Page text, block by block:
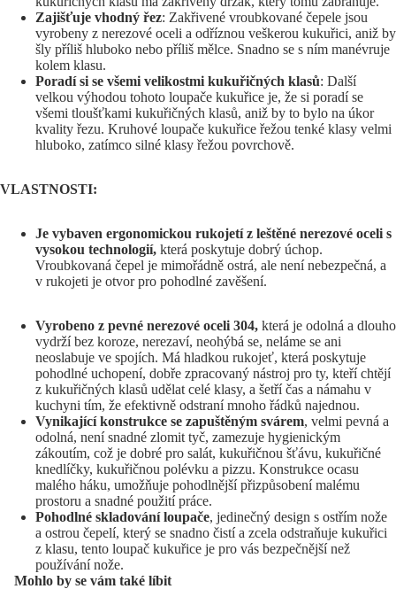
Zajišťuje vhodný řez: Zakřivené vroubkované čepele jsou
vyrobeny z nerezové oceli a odříznou veškerou kukuřici, aniž by
šly příliš hluboko nebo příliš mělce. Snadno se s ním manévruje
kolem klasu.
Poradí si se všemi velikostmi kukuřičných klasů: Další
velkou výhodou tohoto loupače kukuřice je, že si poradí se
všemi tloušťkami kukuřičných klasů, aniž by to bylo na úkor
kvality řezu. Kruhové loupače kukuřice řežou tenké klasy velmi
hluboko, zatímco silné klasy řežou povrchově.
VLASTNOSTI:
Je vybaven ergonomickou rukojetí z leštěné nerezové oceli s
vysokou technologií, která poskytuje dobrý úchop.
Vroubkovaná čepel je mimořádně ostrá, ale není nebezpečná, a
v rukojeti je otvor pro pohodlné zavěšení.
Vyrobeno z pevné nerezové oceli 304, která je odolná a dlouho
vydrží bez koroze, nerezaví, neohýbá se, neláme se ani
neoslabuje ve spojích. Má hladkou rukojeť, která poskytuje
pohodlné uchopení, dobře zpracovaný nástroj pro ty, kteří chtějí
z kukuřičných klasů udělat celé klasy, a šetří čas a námahu v
kuchyni tím, že efektivně odstraní mnoho řádků najednou.
Vynikající konstrukce se zapuštěným svárem, velmi pevná a
odolná, není snadné zlomit tyč, zamezuje hygienickým
zákoutím, což je dobré pro salát, kukuřičnou šťávu, kukuřičné
knedlíčky, kukuřičnou polévku a pizzu. Konstrukce ocasu
malého háku, umožňuje pohodlnější přizpůsobení malému
prostoru a snadné použití práce.
Pohodlné skladování loupače, jedinečný design s ostřím nože
a ostrou čepelí, který se snadno čistí a zcela odstraňuje kukuřici
z klasu, tento loupač kukuřice je pro vás bezpečnější než
používání nože.
Mohlo by se vám také líbit